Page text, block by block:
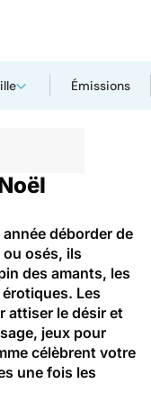
Émissions
déborder de
osés, ils
des amants, les
Les
attiser le désir et
jeux pour
célèbrent votre
une fois les